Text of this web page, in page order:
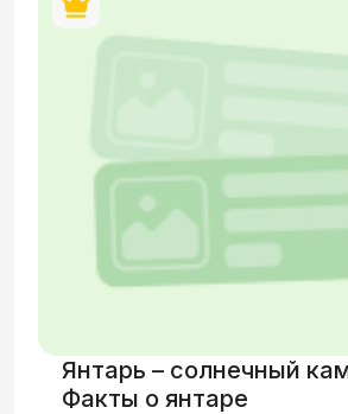
Янтарь – солнечный
Факты о янтаре